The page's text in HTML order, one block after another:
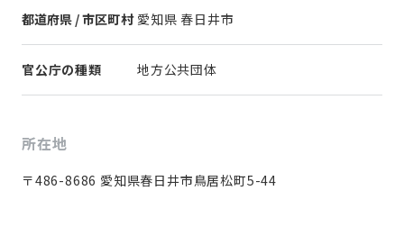
都道府県 / 市区町村 愛知県 春日井市
官公庁の種類 地方公共団体
所在地
〒486-8686 愛知県春日井市鳥居松町5-44